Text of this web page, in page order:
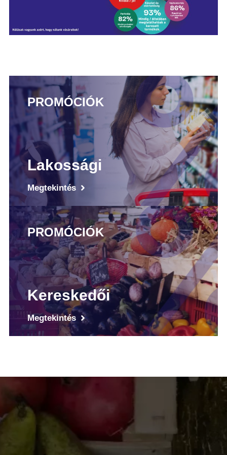
PROMÓCIÓK
Lakossági
Megtekintés
PROMÓCIÓK
Kereskedői
Megtekintés